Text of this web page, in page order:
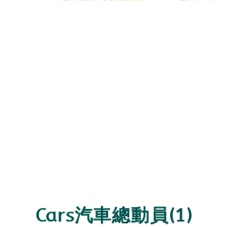
Cars汽車總動員(1)